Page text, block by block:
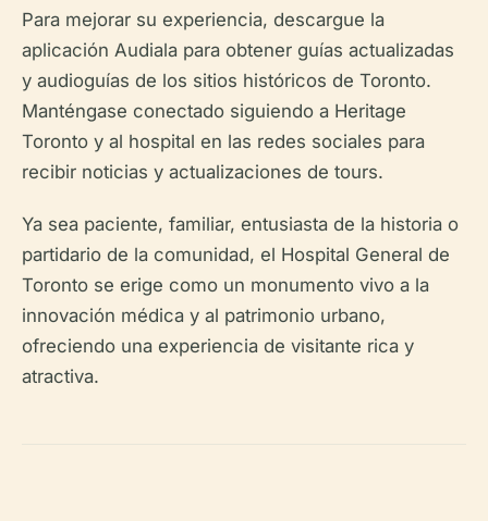
Para mejorar su experiencia, descargue la
aplicación Audiala para obtener guías actualizadas
y audioguías de los sitios históricos de Toronto.
Manténgase conectado siguiendo a Heritage
Toronto y al hospital en las redes sociales para
recibir noticias y actualizaciones de tours.
Ya sea paciente, familiar, entusiasta de la historia o
partidario de la comunidad, el Hospital General de
Toronto se erige como un monumento vivo a la
innovación médica y al patrimonio urbano,
ofreciendo una experiencia de visitante rica y
atractiva.